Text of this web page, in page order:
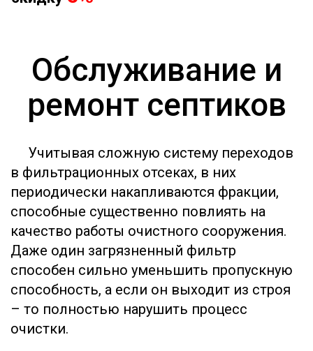
Обслуживание и
ремонт септиков
Учитывая сложную систему переходов
в фильтрационных отсеках, в них
периодически накапливаются фракции,
способные существенно повлиять на
качество работы очистного сооружения.
Даже один загрязненный фильтр
способен сильно уменьшить пропускную
способность, а если он выходит из строя
– то полностью нарушить процесс
очистки.